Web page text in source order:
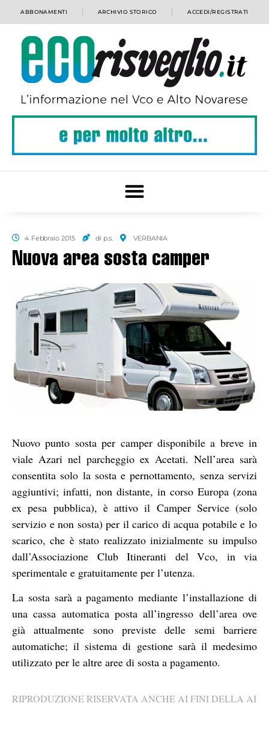
ABBONAMENTI ARCHIVIO STORICO ACCEDI/REGISTRATI
4 Febbraio 2015 di p.s. VERBANIA
Nuova area sosta camper
Nuovo punto sosta per camper disponibile a breve in
viale Azari nel parcheggio ex Acetati. Nell’area sarà
consentita solo la sosta e pernottamento, senza servizi
aggiuntivi; infatti, non distante, in corso Europa (zona
ex pesa pubblica), è attivo il Camper Service (solo
servizio e non sosta) per il carico di acqua potabile e lo
scarico, che è stato realizzato inizialmente su impulso
dall’Associazione Club Itineranti del Vco, in via
sperimentale e gratuitamente per l’utenza.
La sosta sarà a pagamento mediante l’installazione di
una cassa automatica posta all’ingresso dell’area ove
già attualmente sono previste delle semi barriere
automatiche; il sistema di gestione sarà il medesimo
utilizzato per le altre aree di sosta a pagamento.
RIPRODUZIONE RISERVATA ANCHE AI FINI DELLA AI